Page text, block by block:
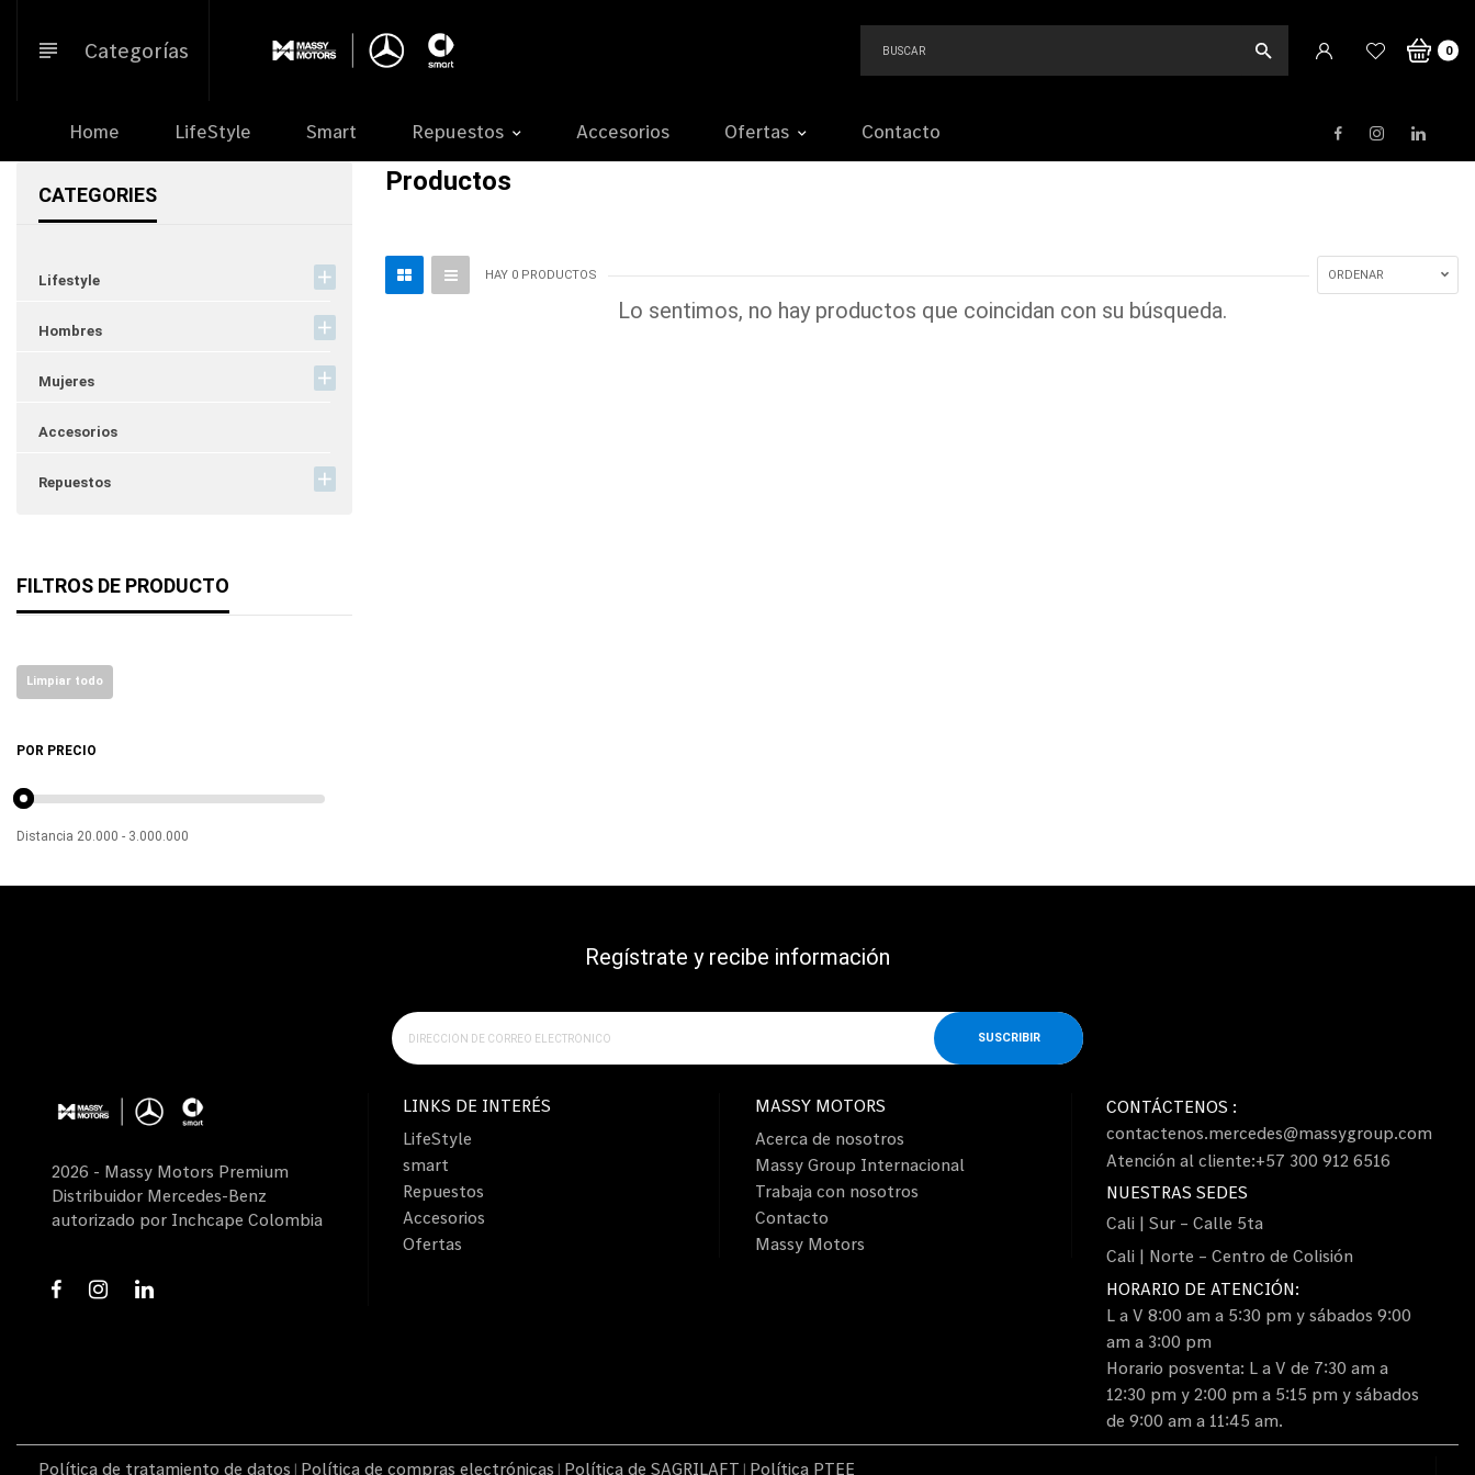
directamenteCategorías 0
Home LifeStyle Smart Repuestos Accesorios Ofertas Contacto
CATEGORIES
Lifestyle
Hombres
Mujeres
Accesorios
Repuestos
FILTROS DE PRODUCTO
Limpiar todo
POR PRECIO
Distancia 20.000 - 3.000.000
Productos
HAY 0 PRODUCTOS ORDENAR
Lo sentimos, no hay productos que coincidan con su búsqueda.
Regístrate y recibe información
SUSCRIBIR
2026 - Massy Motors Premium
Distribuidor Mercedes-Benz
autorizado por Inchcape Colombia
LINKS DE INTERÉS
LifeStyle
smart
Repuestos
Accesorios
Ofertas
MASSY MOTORS
Acerca de nosotros
Massy Group Internacional
Trabaja con nosotros
Contacto
Massy Motors
CONTÁCTENOS :
contactenos.mercedes@massygroup.com
Atención al cliente:+57 300 912 6516
NUESTRAS SEDES
Cali | Sur – Calle 5ta
Cali | Norte – Centro de Colisión
HORARIO DE ATENCIÓN:
L a V 8:00 am a 5:30 pm y sábados 9:00
am a 3:00 pm
Horario posventa: L a V de 7:30 am a
12:30 pm y 2:00 pm a 5:15 pm y sábados
de 9:00 am a 11:45 am.
Política de tratamiento de datos | Política de compras electrónicas | Política de SAGRILAFT | Política PTEE